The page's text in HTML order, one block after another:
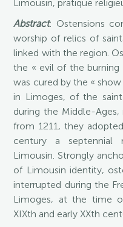
Limousin, pratique
Abstract: Ostensions
worship of relics of
linked with the region.
the « evil of the burning
was cured by the «
in Limoges, of the
during the Middle-
from 1211, they
century a
Limousin. Strongly
of Limousin identity,
interrupted during the
Limoges, at the time
XIXth and early XXth